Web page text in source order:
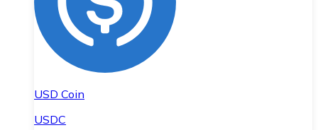
USD Coin
USDC